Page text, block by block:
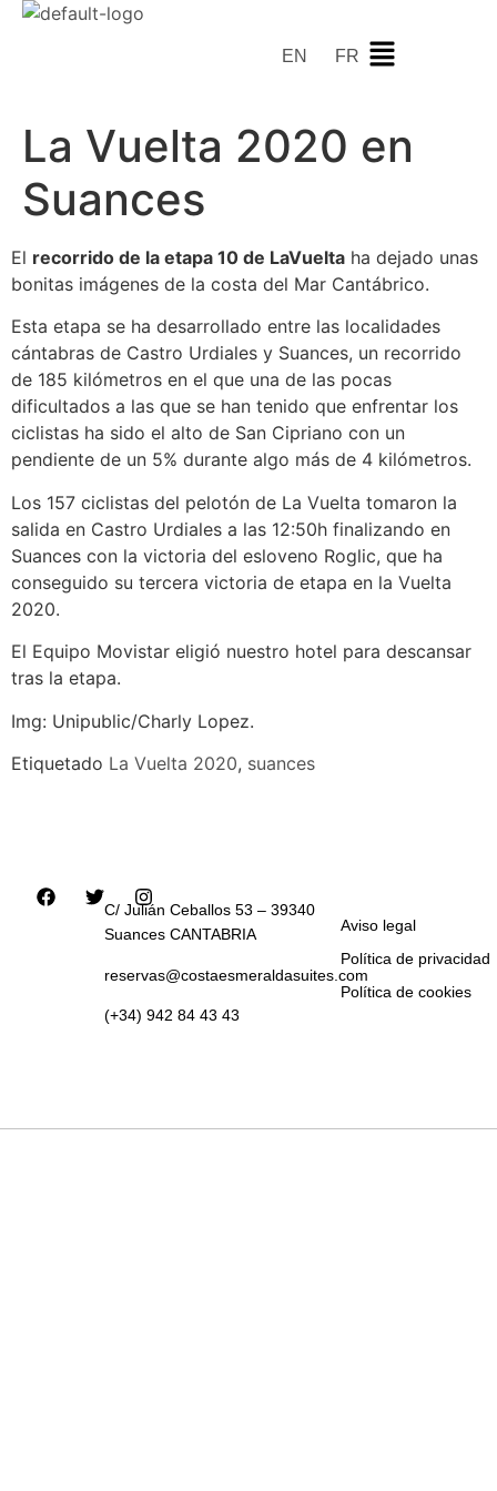
EN FR
La Vuelta 2020 en
Suances
El recorrido de la etapa 10 de LaVuelta ha dejado unas
bonitas imágenes de la costa del Mar Cantábrico.
Esta etapa se ha desarrollado entre las localidades
cántabras de Castro Urdiales y Suances, un recorrido
de 185 kilómetros en el que una de las pocas
dificultados a las que se han tenido que enfrentar los
ciclistas ha sido el alto de San Cipriano con un
pendiente de un 5% durante algo más de 4 kilómetros.
Los 157 ciclistas del pelotón de La Vuelta tomaron la
salida en Castro Urdiales a las 12:50h finalizando en
Suances con la victoria del esloveno Roglic, que ha
conseguido su tercera victoria de etapa en la Vuelta
2020.
El Equipo Movistar eligió nuestro hotel para descansar
tras la etapa.
Img: Unipublic/Charly Lopez.
Etiquetado La Vuelta 2020, suances
C/ Julián Ceballos 53 – 39340
Suances CANTABRIA
reservas@costaesmeraldasuites.com
(+34) 942 84 43 43
Aviso legal
Política de privacidad
Política de cookies